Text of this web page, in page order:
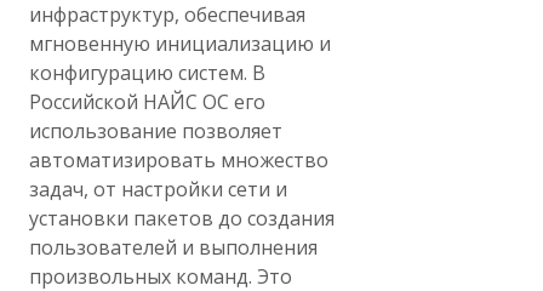
инфраструктур, обеспечивая
мгновенную инициализацию и
конфигурацию систем. В
Российской НАЙС ОС его
использование позволяет
автоматизировать множество
задач, от настройки сети и
установки пакетов до создания
пользователей и выполнения
произвольных команд. Это